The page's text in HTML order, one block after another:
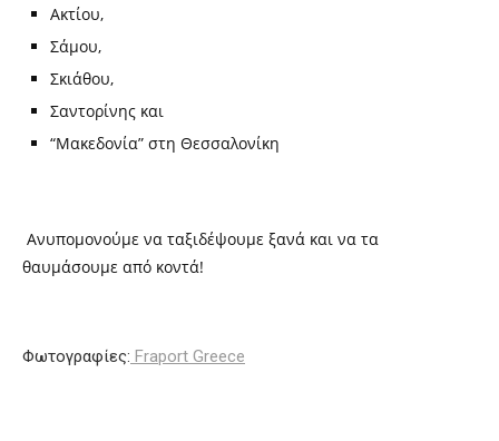
Ακτίου,
Σάμου,
Σκιάθου,
Σαντορίνης και
“Μακεδονία” στη Θεσσαλονίκη
Ανυπομονούμε να ταξιδέψουμε ξανά και να τα
θαυμάσουμε από κοντά!
Φωτογραφίες: Fraport Greece